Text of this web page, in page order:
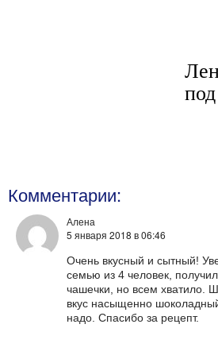
Комментарии:
Алена
5 января 2018 в 06:46
Очень вкусный и сытный!
семью из 4 человек,
чашечки, но всем хватило.
вкус насыщенно
надо. Спасибо за рецепт.